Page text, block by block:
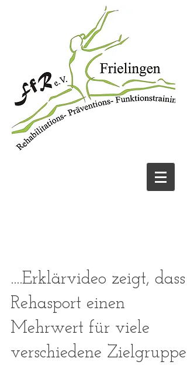
....Erklärvideo zeigt, dass
Rehasport einen
Mehrwert für viele
verschiedene Zielgruppen